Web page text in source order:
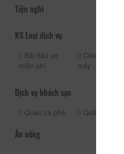
Tiện nghi
KS Loại dịch vụ
Bãi đậu xe
miễn phí
Cho thuê xe
máy
Dịch vụ khách sạn
Quán cà phê Quầy ăn uống
Ăn uống